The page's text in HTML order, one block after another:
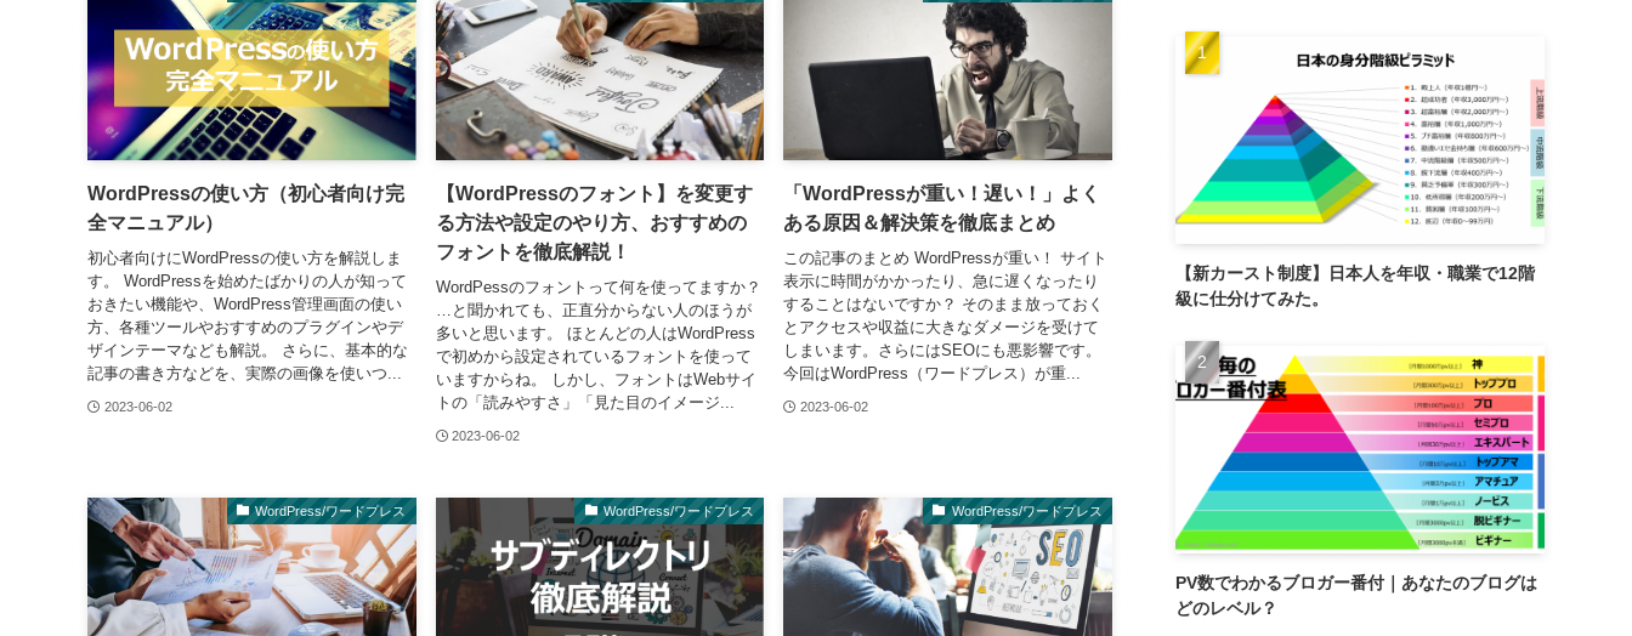
WordPressの使い方（初心者向け完
全マニュアル）
初心者向けにWordPressの使い方を解説しま
す。 WordPressを始めたばかりの人が知って
おきたい機能や、WordPress管理画面の使い
方、各種ツールやおすすめのプラグインやデ
ザインテーマなども解説。 さらに、基本的な
記事の書き方などを、実際の画像を使いつ...
2023-06-02
【WordPressのフォント】を変更す
る方法や設定のやり方、おすすめの
フォントを徹底解説！
WordPessのフォントって何を使ってますか？
…と聞かれても、正直分からない人のほうが
多いと思います。 ほとんどの人はWordPress
で初めから設定されているフォントを使って
いますからね。 しかし、フォントはWebサイ
トの「読みやすさ」「見た目のイメージ...
2023-06-02
「WordPressが重い！遅い！」よく
ある原因＆解決策を徹底まとめ
この記事のまとめ WordPressが重い！ サイト
表示に時間がかかったり、急に遅くなったり
することはないですか？ そのまま放っておく
とアクセスや収益に大きなダメージを受けて
しまいます。さらにはSEOにも悪影響です。
今回はWordPress（ワードプレス）が重...
2023-06-02
WordPress/ワードプレス WordPress/ワードプレス WordPress/ワードプレス
【新カースト制度】日本人を年収・職業で12階
級に仕分けてみた。
PV数でわかるブロガー番付｜あなたのブログは
どのレベル？